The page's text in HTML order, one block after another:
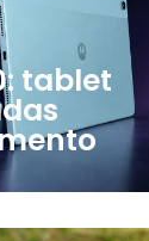
tablet